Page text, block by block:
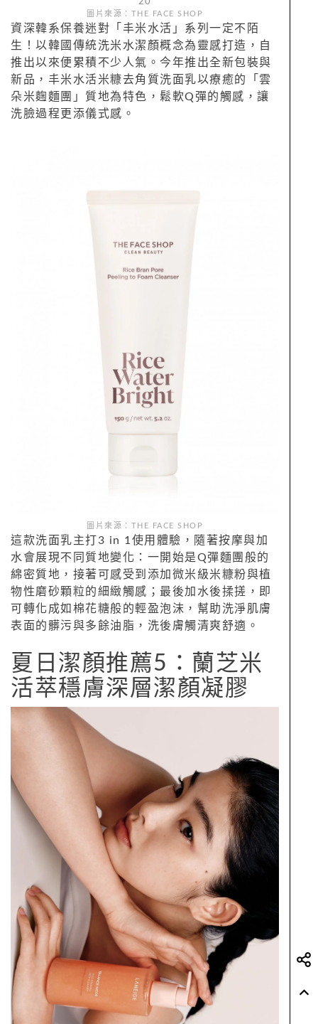
圖片來源：THE FACE SHOP
資深韓系保養迷對「丰米水活」系列一定不陌
生！以韓國傳統洗米水潔顏概念為靈感打造，自
推出以來便累積不少人氣。今年推出全新包裝與
新品，丰米水活米糠去角質洗面乳以療癒的「雲
朵米麴麵團」質地為特色，鬆軟Q彈的觸感，讓
洗臉過程更添儀式感。
圖片來源：THE FACE SHOP
這款洗面乳主打3 in 1使用體驗，隨著按摩與加
水會展現不同質地變化：一開始是Q彈麵團般的
綿密質地，接著可感受到添加微米級米糠粉與植
物性磨砂顆粒的細緻觸感；最後加水後揉搓，即
可轉化成如棉花糖般的輕盈泡沫，幫助洗淨肌膚
表面的髒污與多餘油脂，洗後膚觸清爽舒適。
夏日潔顏推薦5：蘭芝米
活萃穩膚深層潔顏凝膠